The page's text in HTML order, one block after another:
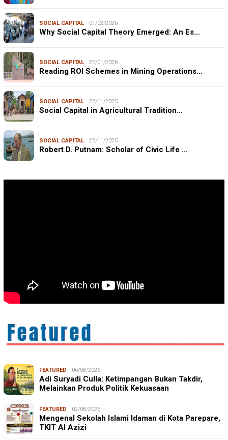
SOCIAL CAPITAL 01/02/2026
Why Social Capital Theory Emerged: An Es…
SOCIAL CAPITAL 27/01/2026
Reading ROI Schemes in Mining Operations…
SOCIAL CAPITAL 27/11/2025
Social Capital in Agricultural Tradition…
SOCIAL CAPITAL 27/11/2025
Robert D. Putnam: Scholar of Civic Life …
FEATURED 06/08/2026
Adi Suryadi Culla: Ketimpangan Bukan Takdir,
Melainkan Produk Politik Kekuasaan
FEATURED 02/08/2026
Mengenal Sekolah Islami Idaman di Kota Parepare,
TKIT Al Azizi